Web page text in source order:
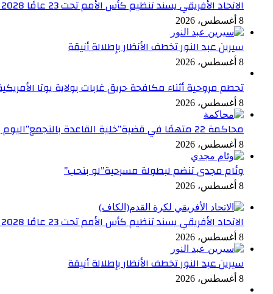
الاتحاد الأفريقي يسند تنظيم كأس الأمم تحت 23 عامًا 2028 إلى مصر
8 أغسطس، 2026
سيرين عبد النور تخطف الأنظار بإطلالة أنيقة
8 أغسطس، 2026
تحطم مروحية أثناء مكافحة حريق غابات بولاية يوتا
8 أغسطس، 2026
محاكمة 22 متهمًا في قضية”خلية القاعدة بالتجمع”اليوم
8 أغسطس، 2026
وئام مجدى تنضم لبطولة مسرحية”لو بنحب”
8 أغسطس، 2026
الاتحاد الأفريقي يسند تنظيم كأس الأمم تحت 23 عامًا 2028 إلى مصر
8 أغسطس، 2026
سيرين عبد النور تخطف الأنظار بإطلالة أنيقة
8 أغسطس، 2026